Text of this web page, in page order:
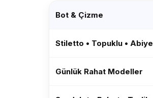
Bot & Çizme
Stiletto • Topuklu • Abiye
Günlük Rahat Modeller